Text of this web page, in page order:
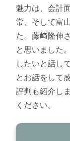
魅力は、会計
常、そして富
た。藤﨑隆伸
と思いました
したいと話し
とお話をして
評判も紹介し
ください。